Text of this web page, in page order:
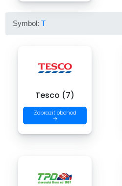
Symbol:T
Tesco (7)
Zobraziť obchod
→